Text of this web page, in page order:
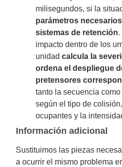
milisegundos, si la
parámetros
sistemas de retención.
impacto dentro de los
unidadcalcula la
ordena el despliegue
pretensores
tanto la secuencia
según el tipo de
ocupantes y la
Información adicional
Sustituimos las piezas
a ocurrir el mismo problema